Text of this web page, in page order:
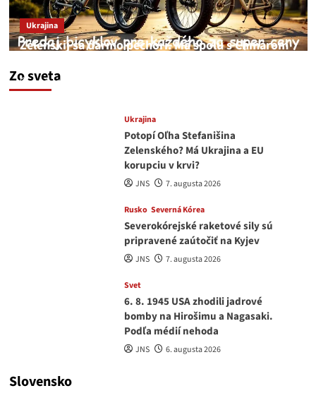
Zo sveta
Ukrajina
Zelenskij sa darmo pechorí. Má spolu s Chmarom
medvedar
Ukrajina
Potopí Oľha Stefanišina
Zelenského? Má Ukrajina a EU
korupciu v krvi?
JNS 7. augusta 2026
Rusko Severná Kórea
Severokórejské raketové sily sú
pripravené zaútočiť na Kyjev
JNS 7. augusta 2026
Svet
6. 8. 1945 USA zhodili jadrové
bomby na Hirošimu a Nagasaki.
Podľa médií nehoda
JNS 6. augusta 2026
Slovensko